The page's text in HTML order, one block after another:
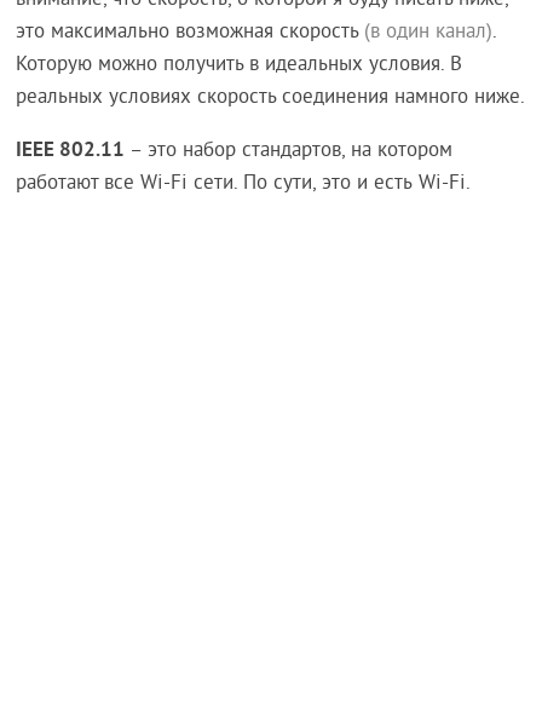
это максимально возможная скорость (в один канал).
Которую можно получить в идеальных условия. В
реальных условиях скорость соединения намного ниже.
IEEE 802.11 – это набор стандартов, на котором
работают все Wi-Fi сети. По сути, это и есть Wi-Fi.